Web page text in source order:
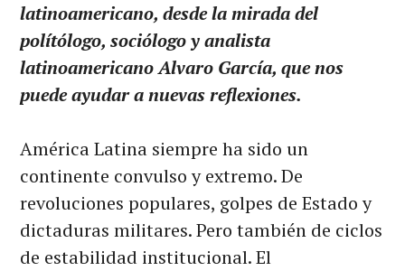
latinoamericano, desde la mirada del
polítólogo, sociólogo y analista
latinoamericano Alvaro García, que nos
puede ayudar a nuevas reflexiones.
América Latina siempre ha sido un
continente convulso y extremo. De
revoluciones populares, golpes de Estado y
dictaduras militares. Pero también de ciclos
de estabilidad institucional. El